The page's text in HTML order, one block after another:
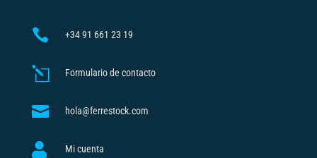
 +3491 661 23 19
l Formulario de contacto
 hola@ferrestock.com
 Mi cuenta